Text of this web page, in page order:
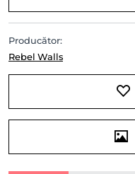
Producător:
Rebel Walls